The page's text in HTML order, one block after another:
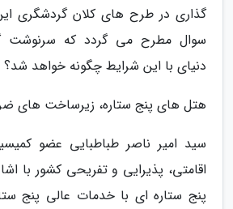
گذاری در طرح های کلان گردشگری
سوال مطرح می گردد که سرنوشت
دنیای با این شرایط چگونه خواهد شد؟
هتل های پنج ستاره، زیرساخت های
سید امیر ناصر طباطبایی عضو
اقامتی، پذیرایی و تفریحی کشور با
پنج ستاره ای با خدمات عالی پنج